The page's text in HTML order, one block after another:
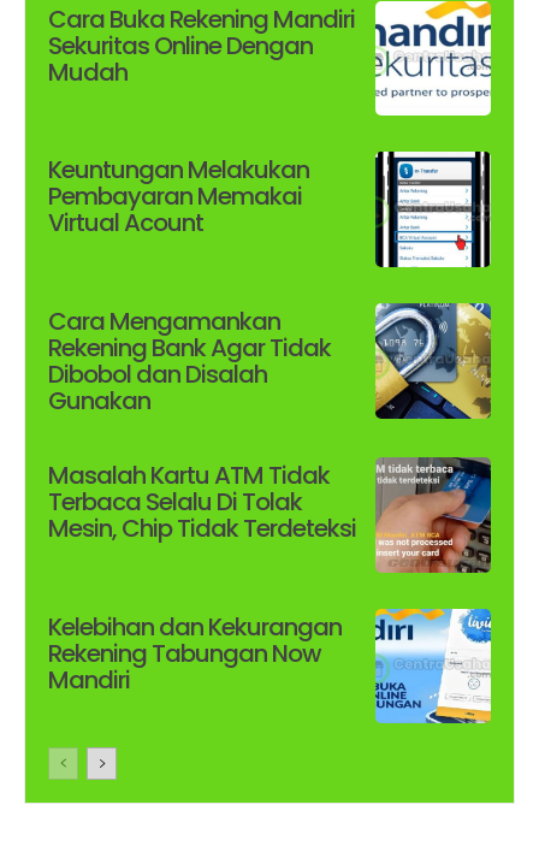
Cara Buka Rekening Mandiri
Sekuritas Online Dengan
Mudah
Keuntungan Melakukan
Pembayaran Memakai
Virtual Acount
Cara Mengamankan
Rekening Bank Agar Tidak
Dibobol dan Disalah
Gunakan
Masalah Kartu ATM Tidak
Terbaca Selalu Di Tolak
Mesin, Chip Tidak Terdeteksi
Kelebihan dan Kekurangan
Rekening Tabungan Now
Mandiri